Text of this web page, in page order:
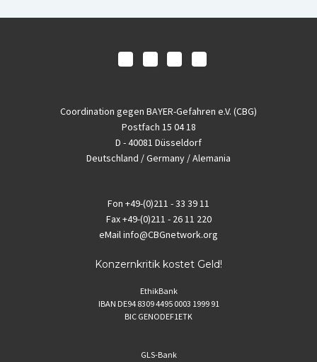
Coordination gegen BAYER-Gefahren e.V. (CBG)
Postfach 15 04 18
D - 40081 Düsseldorf
Deutschland / Germany / Alemania
Fon +49-(0)211 - 33 39 11
Fax+49-(0)211 - 26 11 220
eMailinfo@CBGnetwork.org
Konzernkritik kostet Geld!
EthikBank
IBAN DE94 8309 4495 0003 1999 91
BIC GENODEF1ETK
GLS-Bank